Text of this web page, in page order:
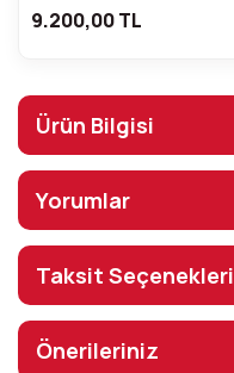
9.200,00 TL
Ürün Bilgisi
Yorumlar
Taksit Seçenekleri
Önerileriniz